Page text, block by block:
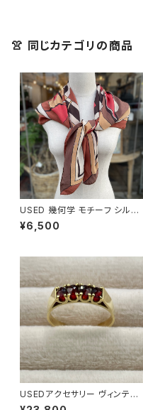
👚 同じカテゴリの商品
USED 幾何学 モチーフ シルク
スカーフ
¥6,500
USEDアクセサリー ヴィンテー
ジリング K14 ガーネット #14.5